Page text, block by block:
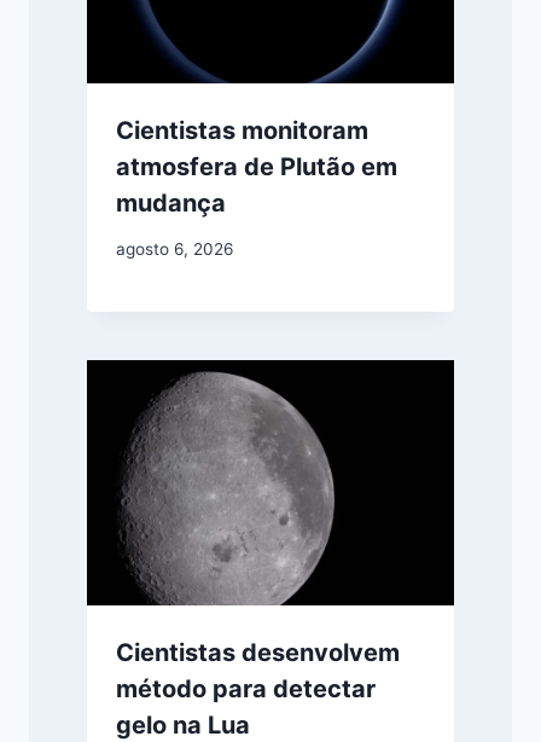
Cientistas monitoram
atmosfera de Plutão em
mudança
agosto 6, 2026
Cientistas desenvolvem
método para detectar
gelo na Lua